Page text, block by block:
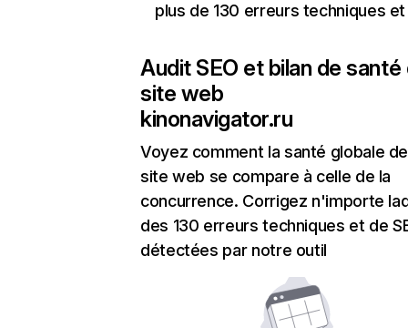
plus de 130 erreurs techniques et
Audit SEO et bilan de santé
site web
kinonavigator.ru
Voyez comment la santé globale
site web se compare à celle de la
concurrence. Corrigez n'importe
des 130 erreurs techniques et de
détectées par notre outil